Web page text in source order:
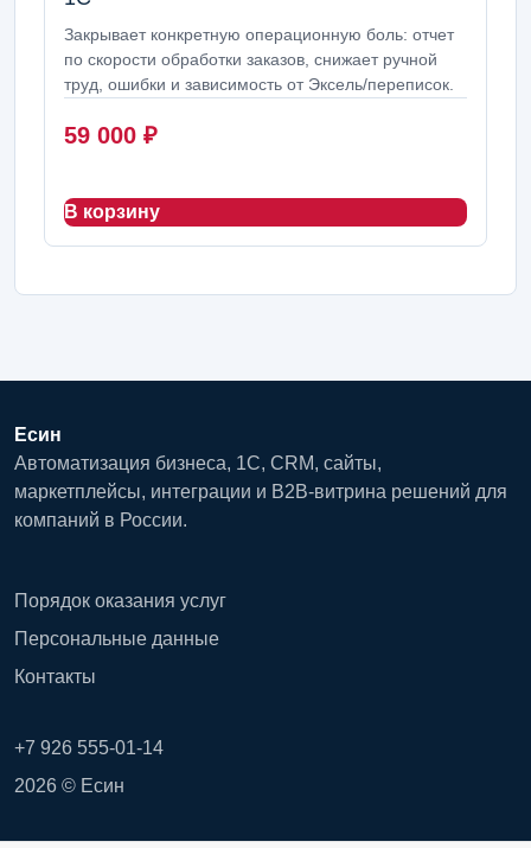
Закрывает конкретную операционную боль: отчет
по скорости обработки заказов, снижает ручной
труд, ошибки и зависимость от Эксель/переписок.
59 000 ₽
В корзину
Есин
Автоматизация бизнеса, 1С, CRM, сайты,
маркетплейсы, интеграции и B2B-витрина решений для
компаний в России.
Порядок оказания услуг
Персональные данные
Контакты
+7 926 555-01-14
2026 © Есин